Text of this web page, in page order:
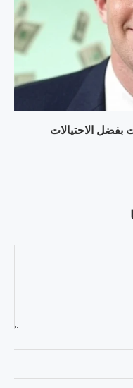
بفضل الاحتيالات